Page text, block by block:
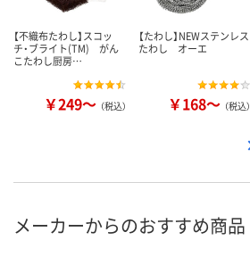
【不織布たわし】スコッ
チ・ブライト(TM) がん
こたわし厨房…
￥249～ （税込）
【たわし】NEWステンレス
たわし オーエ
￥168～ （税込）
メーカーからのおすすめ商品